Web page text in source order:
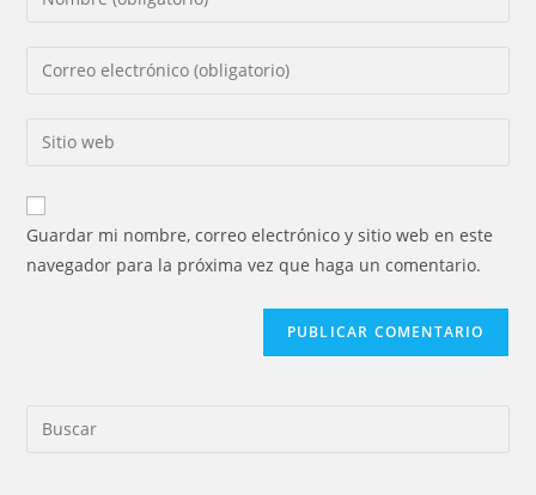
de
para
comentar
Introducí
de
electrónico
para
comentar
Introducí
URL
de
Guardar mi nombre, correo electrónico y sitio web en este
navegador para la próxima vez que haga un comentario.